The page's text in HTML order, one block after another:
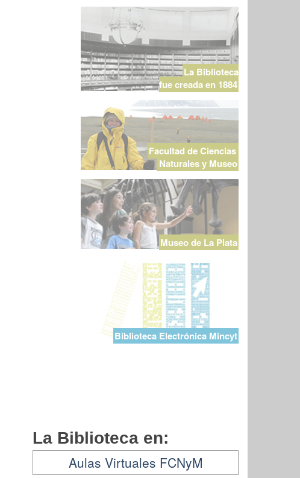
La Biblioteca
fue creada en 1884
Facultad de Ciencias
Naturales y Museo
Museo de La Plata
Biblioteca Electrónica Mincyt
La Biblioteca en:
Aulas Virtuales FCNyM